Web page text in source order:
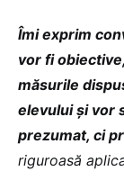
Îmi exprim
vor fi
măsurile
elevului și vor
prezumat, ci
riguroasă